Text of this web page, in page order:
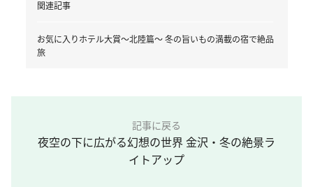
関連記事
お気に入りホテル大賞～北陸篇～ 冬の旨いもの満載の宿で絶品
旅
記事に戻る
夜空の下に広がる幻想の世界 金沢・冬の絶景ラ
イトアップ